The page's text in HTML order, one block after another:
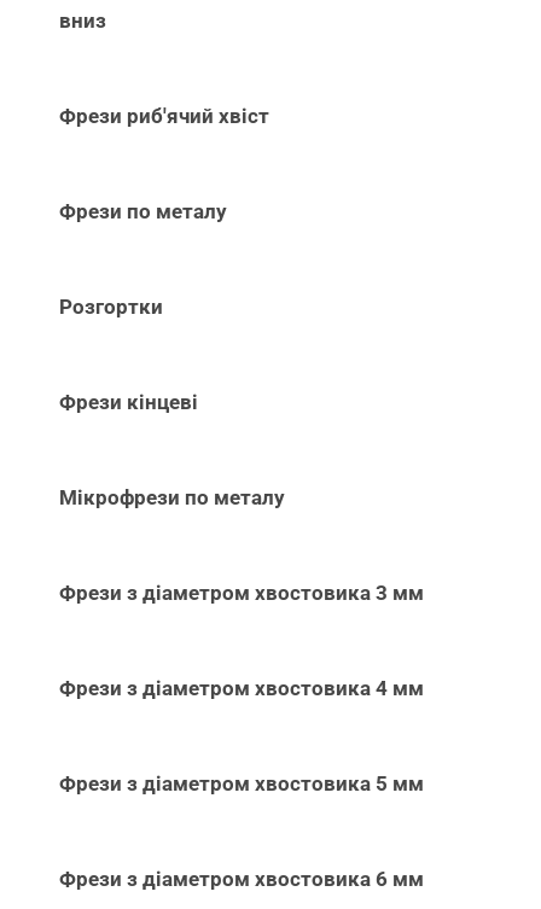
вниз
Фрези риб'ячий хвіст
Фрези по металу
Розгортки
Фрези кінцеві
Мікрофрези по металу
Фрези з діаметром хвостовика 3 мм
Фрези з діаметром хвостовика 4 мм
Фрези з діаметром хвостовика 5 мм
Фрези з діаметром хвостовика 6 мм